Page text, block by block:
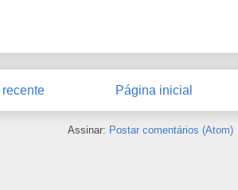
Página inicial
Assinar: Postar comentários (Atom)